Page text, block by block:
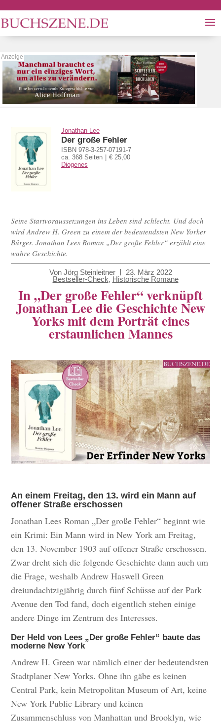
Jonathan Lee
Der große Fehler
ISBN 978-3-257-07191-7
ca. 368 Seiten
€ 25,00
Diogenes
Seine Startvoraussetzungen ins Leben sind schlecht. Und doch
wird Andrew H. Green zu einem der bedeutendsten New Yorker
Bürger. Jonathan Lees Roman „Der große Fehler“ erzählt eine
wahre Geschichte.
Von Jörg Steinleitner
23. März 2022
Bestseller-Check, Historische Romane
In „Der große Fehler“ verknüpft
Jonathan Lee die Geschichte New
Yorks mit dem Porträt eines
erstaunlichen Mannes
An einem Freitag, den 13. wird ein Mann auf
offener Straße erschossen
Jonathan Lees Roman „Der große Fehler“ beginnt wie
ein Krimi: Ein Mann wird in New York am Freitag,
den 13. November 1903 auf offener Straße erschossen.
Zwar dreht sich die folgende Geschichte dann auch um
die Frage, weshalb Andrew Haswell Green
dreiundachtzigjährig durch fünf Schüsse auf der Park
Avenue den Tod fand, doch eigentlich stehen einige
andere Dinge im Zentrum des Interesses.
Der Held von Lees „Der große Fehler“ baute das
moderne New York
Andrew H. Green war nämlich einer der bedeutendsten
Stadtplaner New Yorks. Ohne ihn gäbe es keinen
Central Park, kein Metropolitan Museum of Art, keine
New York Public Library und keinen
Zusammenschluss von Manhattan und Brooklyn, wie